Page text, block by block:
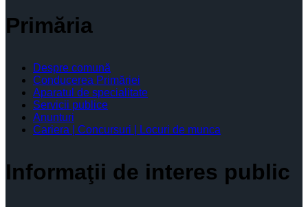
Primăria
Despre comună
Conducerea Primăriei
Aparatul de specialitate
Servicii publice
Anunturi
Cariera | Concursuri | Locuri de munca
Informaţii de interes public